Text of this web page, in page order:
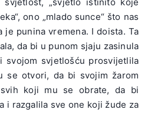
ono „mlado sunce“ što nas
je punina vremena. I doista. Ta
da bi u punom sjaju zasinula
svojom svjetlošću prosvijetlila
se otvori, da bi svojim žarom
koji mu se obrate, da bi
i razgalila sve one koji žude za